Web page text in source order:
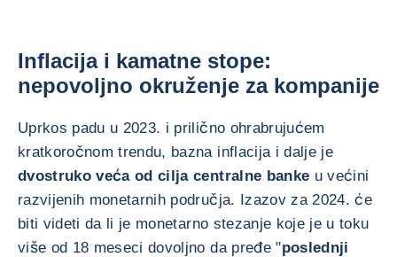
Inflacija i kamatne stope:
nepovoljno okruženje za kompanije
Uprkos padu u 2023. i prilično ohrabrujućem
kratkoročnom trendu, bazna inflacija i dalje je
dvostruko veća od cilja centralne banke u većini
razvijenih monetarnih područja. Izazov za 2024. će
biti videti da li je monetarno stezanje koje je u toku
više od 18 meseci dovoljno da pređe "poslednji